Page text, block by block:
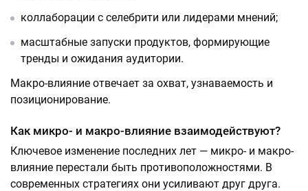
коллаборации с селебрити или лидерами мнений;
масштабные запуски продуктов, формирующие
тренды и ожидания аудитории.
Макро-влияние отвечает за охват, узнаваемость и
позиционирование.
Как микро- и макро-влияние взаимодействуют?
Ключевое изменение последних лет — микро- и макро-
влияние перестали быть противоположностями. В
современных стратегиях они усиливают друг друга.